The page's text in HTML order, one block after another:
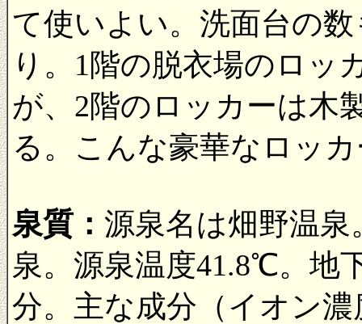
て使いよい。洗面台の
り。1階の脱衣場のロッ
が、2階のロッカーは木
る。こんな豪華なロッ
泉質： 源泉名は畑野温
泉。源泉温度41.8℃。地
分。主な成分（イオン濃